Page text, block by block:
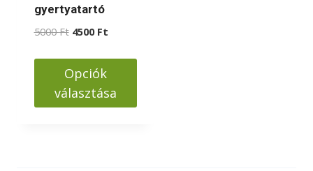
gyertyatartó
5000Ft Original
was:
5000 Ft.
4500 FtCurrent
is:
Opciók
választása